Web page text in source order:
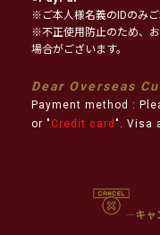
※ご本人様名義のIDのみご
※不正使用防止のため、
場合がございます。
Dear Overseas
Payment method :
or " Credit card ". Visa